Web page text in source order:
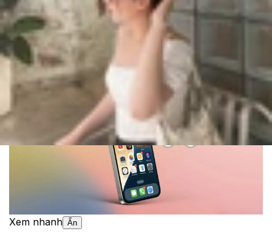
Triệu Vy
Ngày đăng: 04/07/2024
Cập nhật:
04/07/2024
Theo dõi XTMobile trên
Xem nhanh Ẩn